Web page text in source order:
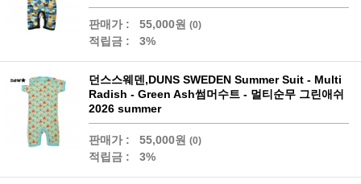
판매가 : 55,000원 (0)
적립금 : 3%
던스스웨덴,DUNS SWEDEN Summer Suit - Multi
Radish - Green Ash썸머수트 - 멀티순무 그린애쉬
2026 summer
판매가 : 55,000원 (0)
적립금 : 3%